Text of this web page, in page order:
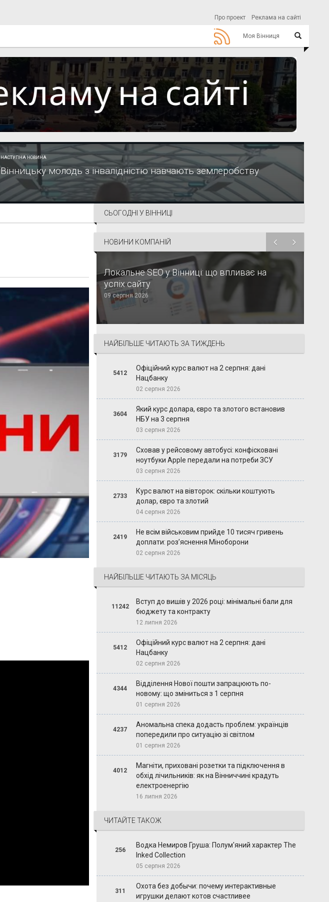
Про проект Реклама на сайті
Моя Вінниця
НАСТУПНА НОВИНА
Вінницьку молодь з інвалідністю навчають землеробству
СЬОГОДНІ У ВІННИЦІ
НОВИНИ КОМПАНІЙ
Локальне SEO у Вінниці: що впливає на
успіх сайту
09 серпня 2026
НАЙБІЛЬШЕ ЧИТАЮТЬ ЗА ТИЖДЕНЬ
5412
Офіційний курс валют на 2 серпня: дані
Нацбанку
02 серпня 2026
3604
Який курс долара, євро та злотого встановив
НБУ на 3 серпня
03 серпня 2026
3179
Сховав у рейсовому автобусі: конфісковані
ноутбуки Apple передали на потреби ЗСУ
03 серпня 2026
2733
Курс валют на вівторок: скільки коштують
долар, євро та злотий
04 серпня 2026
2419
Не всім військовим прийде 10 тисяч гривень
доплати: роз’яснення Міноборони
02 серпня 2026
НАЙБІЛЬШЕ ЧИТАЮТЬ ЗА МІСЯЦЬ
11242
Вступ до вишів у 2026 році: мінімальні бали для
бюджету та контракту
12 липня 2026
5412
Офіційний курс валют на 2 серпня: дані
Нацбанку
02 серпня 2026
4344
Відділення Нової пошти запрацюють по-
новому: що зміниться з 1 серпня
01 серпня 2026
4237
Аномальна спека додасть проблем: українців
попередили про ситуацію зі світлом
01 серпня 2026
4012
Магніти, приховані розетки та підключення в
обхід лічильників: як на Вінниччині крадуть
електроенергію
16 липня 2026
ЧИТАЙТЕ ТАКОЖ
256
Водка Немиров Груша: Полум'яний характер The
Inked Collection
05 серпня 2026
311
Охота без добычи: почему интерактивные
игрушки делают котов счастливее